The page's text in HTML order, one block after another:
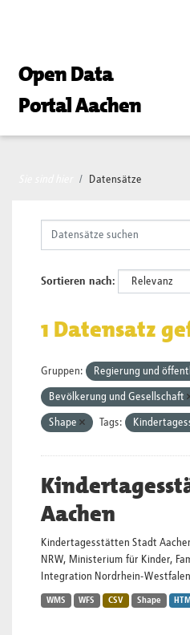
Open Data
Portal Aachen
Datensätze
Sortieren nach
1 Datensatz
Gruppen: Regierung und
Bevölkerung und Gesellschaft
Shape Tags:
Aachen
Kindertagesstätten Stadt
NRW, Ministerium für Kinder,
Integration Nordrhein-
WMS WFS CSV Shape